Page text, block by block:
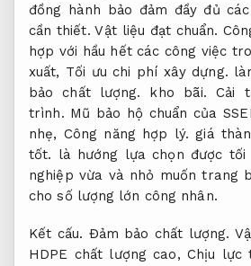
đồng hành bảo đảm đầy đủ
cần thiết.Vật liệu đạt chuẩn.
hợp với hầu hết các công việc
xuất, Tối ưu chi phí xây dựng.
bảo chất lượng. kho bãi.Cải
trình. Mũ bảo hộ chuẩn của
nhẹ, Công năng hợp lý. giá
tốt. là hướng lựa chọn được tối
nghiệp vừa và nhỏ muốn trang
cho số lượng lớn công nhân.
Kết cấu. Đảm bảo chất lượng.
HDPE chất lượng cao, Chịu lực